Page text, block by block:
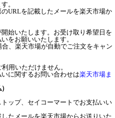
。
URLを記載したメールを楽天市場か
始いたします。お受け取り希望日を
をお願いいたします。
、楽天市場が自動でご注文をキャン
用いただけません。
に関するお問い合わせは楽天市場ま
ップ、セイコーマートでお支払いい
たメールを楽天市場からお送りいた